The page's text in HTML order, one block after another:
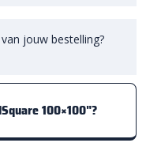
jouw bestelling?
100×100"?